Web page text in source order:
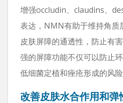
增强occludin、claudins、
表达，NMN有助于维持角质
皮肤屏障的通透性，防止有
强的屏障功能不仅可以防止
低细菌定植和痤疮形成的风险
改善皮肤水合作用和弹